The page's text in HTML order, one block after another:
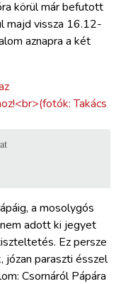
körül már befutott
majd vissza 16.12-
aznapra a két
a mosolygós
adott ki jegyet
Ez persze
józan paraszti ésszel
Csornáról Pápára